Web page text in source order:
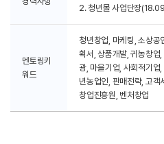
2. 청년몰 사업단장
멘토링키
워드
청년창업, 마케팅, 소상공
획서, 상품개발, 귀농창업
광, 마을기업, 사회적기업
년농업인, 판매전략, 고객
창업진흥원, 벤처창업